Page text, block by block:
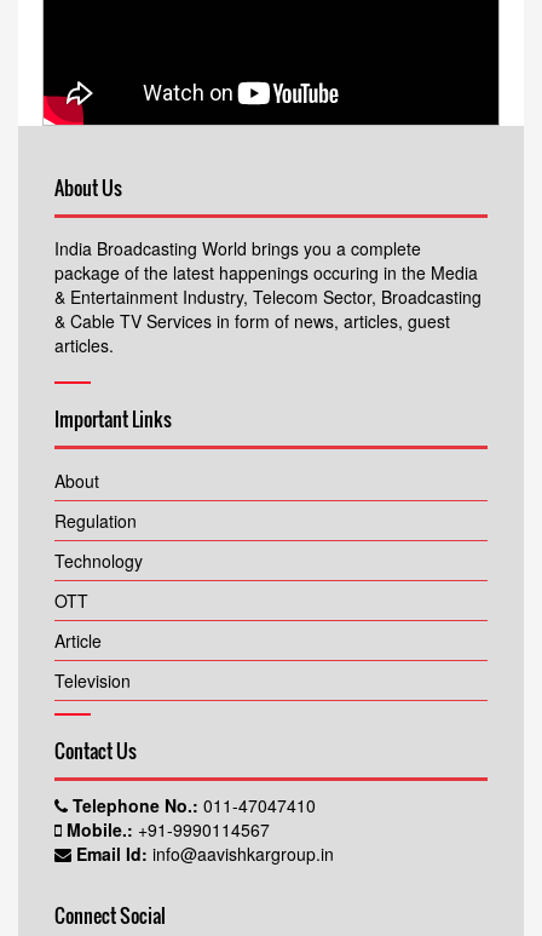
About Us
India Broadcasting World brings you a complete
package of the latest happenings occuring in the Media
& Entertainment Industry, Telecom Sector, Broadcasting
& Cable TV Services in form of news, articles, guest
articles.
Important Links
About
Regulation
Technology
OTT
Article
Television
Contact Us
Telephone No.: 011-47047410
Mobile.: +91-9990114567
Email Id: info@aavishkargroup.in
Connect Social